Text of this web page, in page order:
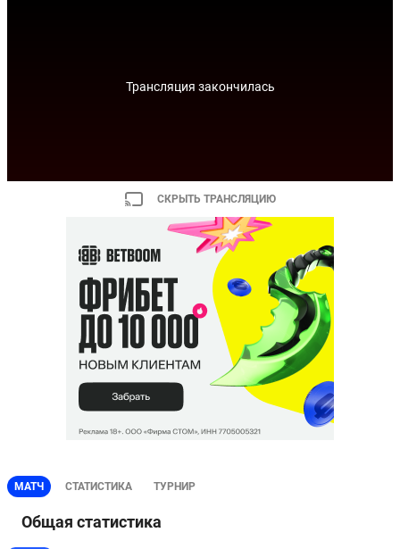
Трансляция закончилась
СКРЫТЬ ТРАНСЛЯЦИЮ
МАТЧ СТАТИСТИКА ТУРНИР
Общая статистика